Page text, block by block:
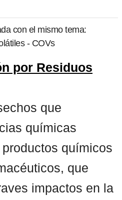
con el mismo tema:
- COVs
por Residuos
que
químicas
químicos
que
impactos en la